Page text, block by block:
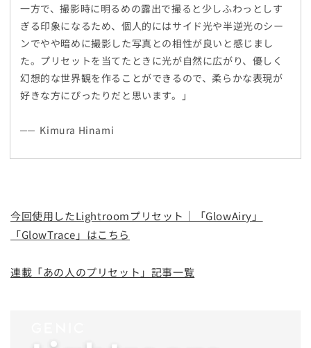
一方で、撮影時に明るめの露出で撮ると少しふわっとしす
ぎる印象になるため、個人的にはサイド光や半逆光のシー
ンでやや暗めに撮影した写真との相性が良いと感じまし
た。プリセットを当てたときに光が自然に広がり、優しく
幻想的な世界観を作ることができるので、柔らかな表現が
好きな方にぴったりだと思います。」
── Kimura Hinami
今回使用したLightroomプリセット｜「GlowAiry」
「GlowTrace」はこちら
連載「あの人のプリセット」記事一覧